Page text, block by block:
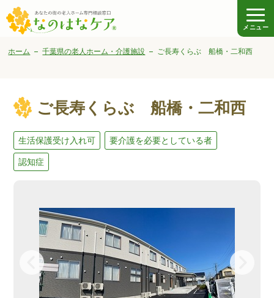
メニュー
ホーム 千葉県の老人ホーム・介護施設 ご長寿くらぶ 船橋・二和西
ご長寿くらぶ 船橋・二和西
生活保護受け入れ可 要介護を必要としている者
認知症